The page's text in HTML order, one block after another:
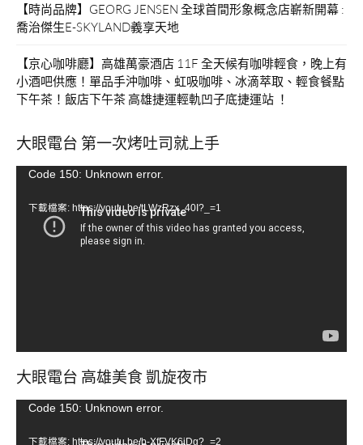
【時尚品牌】GEORG JENSEN 全球首間形象概念店嶄新開幕 :
喬治傑生E-SKYLAND義享天地
【京心咖啡廳】高雄萬豪酒店 11F 全天候有咖啡輕食，晚上有
小酒吧供應！單品手沖咖啡、虹吸咖啡、冰滴萃取、輕食餐點
下午茶！飯店下午茶 高雄捷運輕軌凹子底捷運站 ！
大眼電台 第一次烤吐司就上手
視Code 150: Unknown error.
下載檔案: https://youtu.be/tLWzRzx_40I?_=1
大眼電台 高雄美食 凱旋夜市
視Code 150: Unknown error.
下載檔案: https://youtu.be/b-XfFVK6jDg?_=2